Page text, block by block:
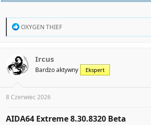
R
t
i
o
s
:
OXYGEN THIEF
Ircus
Bardzo aktywny Ekspert
8 Czerwiec 2026
AIDA64 Extreme 8.30.8320 Beta​